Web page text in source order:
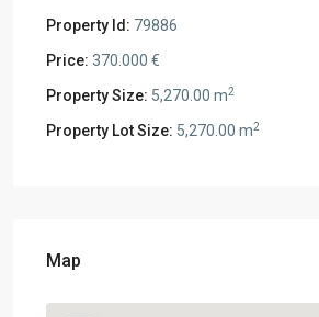
Property Id: 79886
Price: 370.000 €
Property Size: 5,270.00 m2
Property Lot Size: 5,270.00 m2
Map